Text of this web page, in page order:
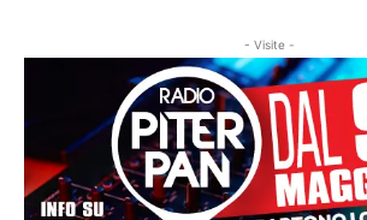
- Visite -